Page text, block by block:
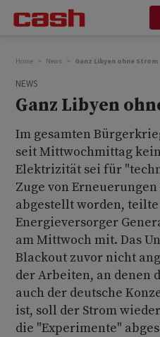
Home News Ganz Libyen ohne Strom
NEWS
Ganz Libyen
Im gesamten
seit Mittwochmittag
Elektrizität sei für
Zuge von
abgestellt worden,
Energieversorger
am Mittwoch mit. Das
Blackout zuvor nicht
der Arbeiten, an denen
auch der deutsche
ist, soll der Strom
die "Experimente"